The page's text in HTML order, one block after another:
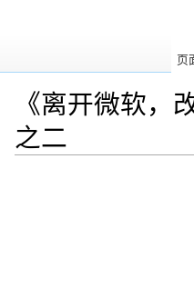
《离开微软，
之二
页